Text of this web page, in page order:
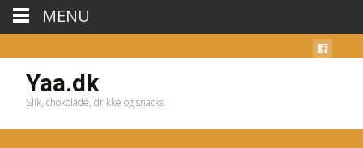
Yaa.dk
Slik, chokolade, drikke og snacks
MENU